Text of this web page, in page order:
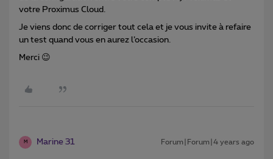
votre Proximus Cloud.
Je viens donc de corriger tout cela et je vous invite à refaire
un test quand vous en aurez l’occasion.
Merci 😉
M Marine 31 Forum|Forum|4 years ago